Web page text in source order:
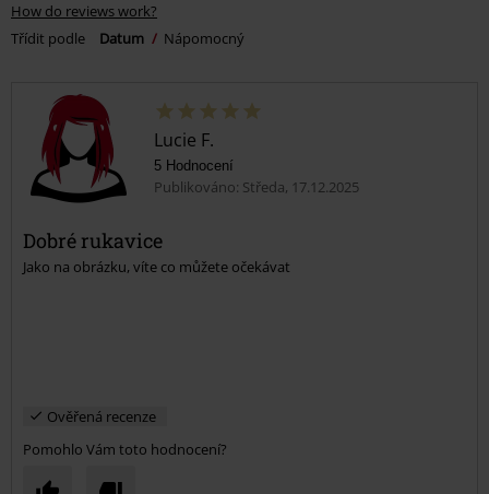
How do reviews work?
Třídit podle
Datum Nápomocný
Lucie F.
5 Hodnocení
Publikováno: Středa, 17.12.2025
Dobré rukavice
Jako na obrázku, víte co můžete očekávat
Ověřená recenze
Pomohlo Vám toto hodnocení?